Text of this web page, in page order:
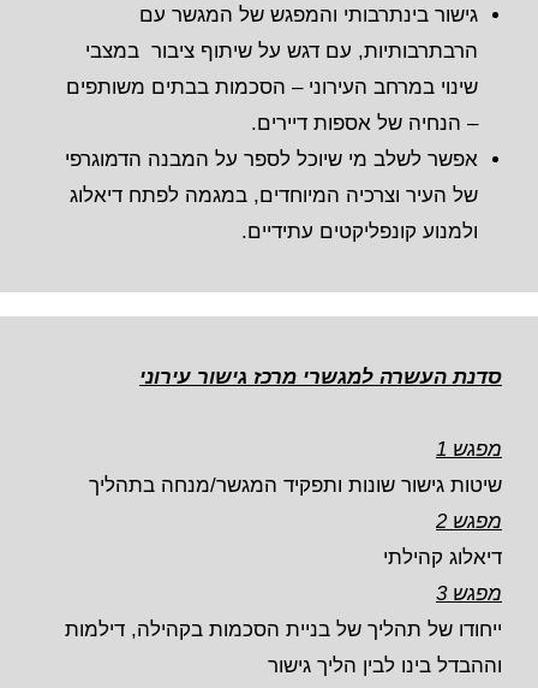
גישור בינתרבותי והמפגש של המגשר עם
הרבתרבותיות, עם דגש על שיתוף ציבור במצבי
שינוי במרחב העירוני – הסכמות בבתים משותפים
– הנחיה של אספות דיירים.
אפשר לשלב מי שיוכל לספר על המבנה הדמוגרפי
של העיר וצרכיה המיוחדים, במגמה לפתח דיאלוג
ולמנוע קונפליקטים עתידיים.
סדנת העשרה למגשרי מרכז גישור עירוני
מפגש 1
שיטות גישור שונות ותפקיד המגשר/מנחה בתהליך
מפגש 2
דיאלוג קהילתי
מפגש 3
ייחודו של תהליך של בניית הסכמות בקהילה, דילמות
וההבדל בינו לבין הליך גישור